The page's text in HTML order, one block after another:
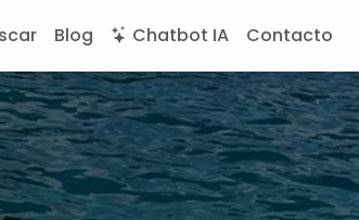
Blog Chatbot IA Contacto